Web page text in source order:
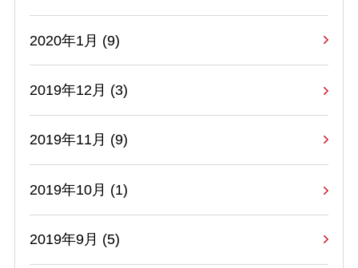
2020年1月 (9)
2019年12月 (3)
2019年11月 (9)
2019年10月 (1)
2019年9月 (5)